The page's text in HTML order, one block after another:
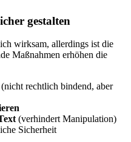
gestalten
wirksam, allerdings ist die
Maßnahmen erhöhen die
(nicht rechtlich bindend, aber
(verhindert Manipulation)
Sicherheit